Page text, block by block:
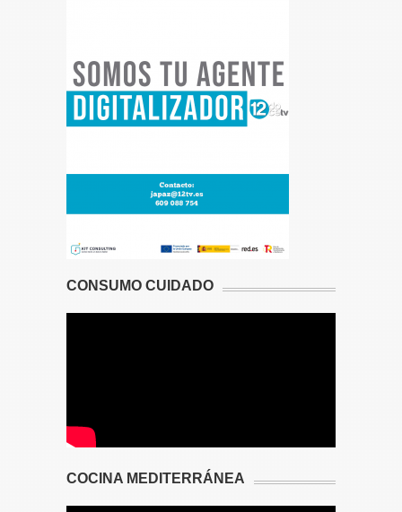
CONSUMO CUIDADO
COCINA MEDITERRÁNEA